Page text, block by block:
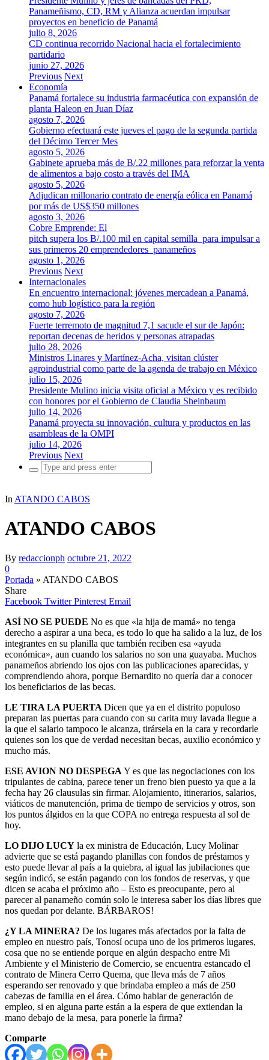
Panameñismo, CD, RM y Alianza acuerdan impulsar
proyectos en beneficio de Panamá
julio 8, 2026
CD continua recorrido Nacional hacia el fortalecimiento
partidario
junio 27, 2026
Previous Next
Economía
Panamá fortalece su industria farmacéutica con expansión de
planta Haleon en Juan Díaz
agosto 7, 2026
Gobierno efectuará este jueves el pago de la segunda partida
del Décimo Tercer Mes
agosto 5, 2026
Gabinete aprueba más de B/.22 millones para reforzar la venta
de alimentos a bajo costo a través del IMA
agosto 5, 2026
Adjudican millonario contrato de energía eólica en Panamá
por más de US$350 millones
agosto 3, 2026
Cobre Emprende: El
pitch supera los B/.100 mil en capital semilla para impulsar a
sus primeros 20 emprendedores panameños
agosto 1, 2026
Previous Next
Internacionales
En encuentro internacional: jóvenes mercadean a Panamá,
como hub logístico para la región
agosto 7, 2026
Fuerte terremoto de magnitud 7,1 sacude el sur de Japón:
reportan decenas de heridos y personas atrapadas
julio 28, 2026
Ministros Linares y Martínez-Acha, visitan clúster
agroindustrial como parte de la agenda de trabajo en México
julio 15, 2026
Presidente Mulino inicia visita oficial a México y es recibido
con honores por el Gobierno de Claudia Sheinbaum
julio 14, 2026
Panamá proyecta su innovación, cultura y productos en las
asambleas de la OMPI
julio 14, 2026
Previous Next
Search
for:
In ATANDO CABOS
ATANDO CABOS
By redaccionph octubre 21, 2022
0
Portada » ATANDO CABOS
Share
Facebook Twitter Pinterest Email
ASÍ NO SE PUEDE No es que «la hija de mamá» no tenga
derecho a aspirar a una beca, es todo lo que ha salido a la luz, de los
integrantes en su planilla que también reciben esa «ayuda
económica», aun cuando los salarios no son una guayaba. Muchos
panameños abriendo los ojos con las publicaciones aparecidas, y
comprendiendo ahora, porque Bernardito no quería dar a conocer
los beneficiarios de las becas.
LE TIRA LA PUERTA Dicen que ya en el distrito populoso
preparan las puertas para cuando con su carita muy lavada llegue a
la que el salario tampoco le alcanza, tirársela en la cara y recordarle
quienes son los que de verdad necesitan becas, auxilio económico y
mucho más.
ESE AVION NO DESPEGA Y es que las negociaciones con los
tripulantes de cabina, parece tener un freno bien puesto ya que a la
fecha hay 26 clausulas sin firmar. Alojamiento, itinerarios, salarios,
viáticos de manutención, prima de tiempo de servicios y otros, son
los puntos álgidos en la que COPA no entrega respuesta al sol de
hoy.
LO DIJO LUCY la ex ministra de Educación, Lucy Molinar
advierte que se está pagando planillas con fondos de préstamos y
esto puede llevar al país a la quiebra, al igual las jubilaciones que
según indicó, se están pagando con los fondos de reservas, y que
dicen se acaba el próximo año – Esto es preocupante, pero al
parecer al panameño común solo le interesa saber los días libres que
nos quedan por delante. BÁRBAROS!
¿Y LA MINERA? De los lugares más afectados por la falta de
empleo en nuestro país, Tonosí ocupa uno de los primeros lugares,
cosa que no se entiende porque en algún despacho entre Mi
Ambiente y el Ministerio de Comercio, se encuentra estancado el
contrato de Minera Cerro Quema, que lleva más de 7 años
esperando ser renovado y que brindaba empleo a más de 250
cabezas de familia en el área. Cómo hablar de generación de
empleo, si en alguna parte están a la espera de que extiendan la
mano debajo de la mesa, para ponerle la firma?
Comparte